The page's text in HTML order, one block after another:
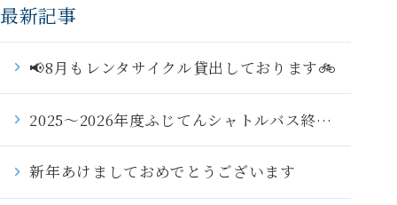
最新記事
📢8月もレンタサイクル貸出しております🚲
2025～2026年度ふじてんシャトルバス終了のお知らせ
新年あけましておめでとうございます